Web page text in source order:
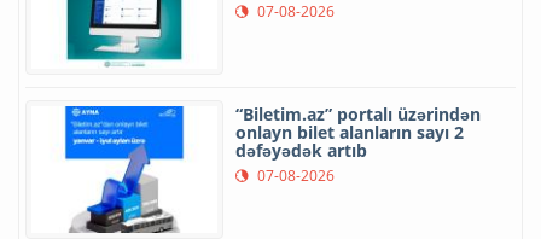
07-08-2026
“Biletim.az” portalı üzərindən
onlayn bilet alanların sayı 2
dəfəyədək artıb
07-08-2026